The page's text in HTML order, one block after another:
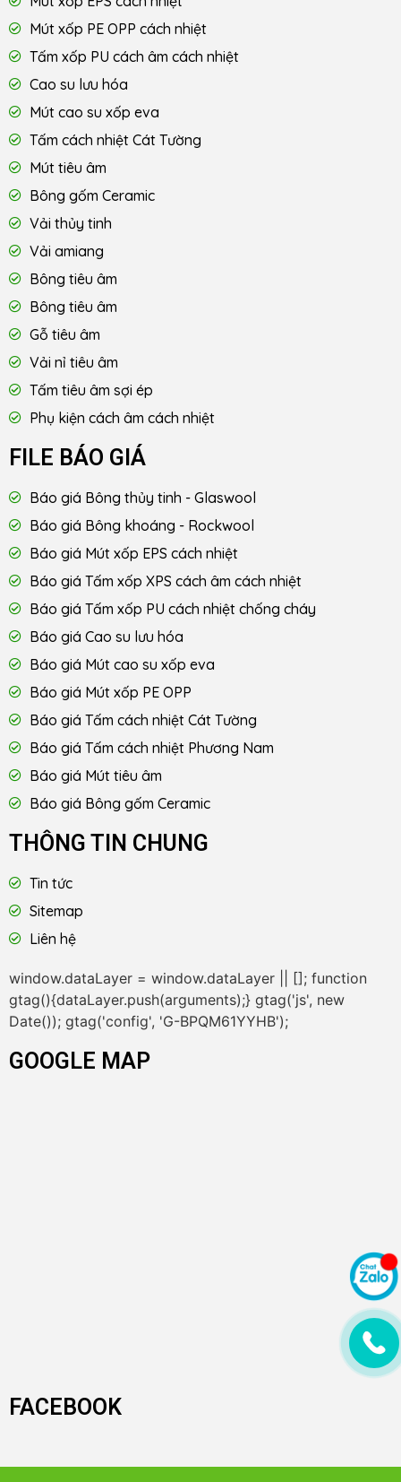
Mút xốp PE OPP cách nhiệt
Tấm xốp PU cách âm cách nhiệt
Cao su lưu hóa
Mút cao su xốp eva
Tấm cách nhiệt Cát Tường
Mút tiêu âm
Bông gốm Ceramic
Vải thủy tinh
Vải amiang
Bông tiêu âm
Bông tiêu âm
Gỗ tiêu âm
Vải nỉ tiêu âm
Tấm tiêu âm sợi ép
Phụ kiện cách âm cách nhiệt
FILE BÁO GIÁ
Báo giá Bông thủy tinh - Glaswool
Báo giá Bông khoáng - Rockwool
Báo giá Mút xốp EPS cách nhiệt
Báo giá Tấm xốp XPS cách âm cách nhiệt
Báo giá Tấm xốp PU cách nhiệt chống cháy
Báo giá Cao su lưu hóa
Báo giá Mút cao su xốp eva
Báo giá Mút xốp PE OPP
Báo giá Tấm cách nhiệt Cát Tường
Báo giá Tấm cách nhiệt Phương Nam
Báo giá Mút tiêu âm
Báo giá Bông gốm Ceramic
THÔNG TIN CHUNG
Tin tức
Sitemap
Liên hệ
window.dataLayer = window.dataLayer || []; function
gtag(){dataLayer.push(arguments);} gtag('js', new
Date()); gtag('config', 'G-BPQM61YYHB');
GOOGLE MAP
FACEBOOK